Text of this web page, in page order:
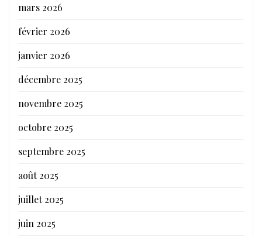
mars 2026
février 2026
janvier 2026
décembre 2025
novembre 2025
octobre 2025
septembre 2025
août 2025
juillet 2025
juin 2025